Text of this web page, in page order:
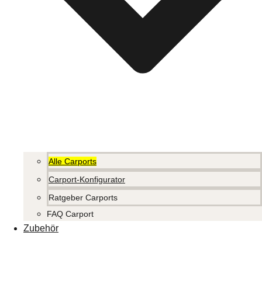
Alle Carports
Carport-Konfigurator
Ratgeber Carports
FAQ Carport
Zubehör